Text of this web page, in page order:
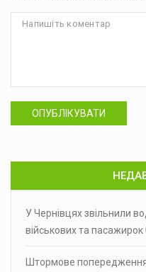
ОПУБЛІКУВАТИ
У Чернівцях звільнили
військових та пасажирок
Штормове попередження